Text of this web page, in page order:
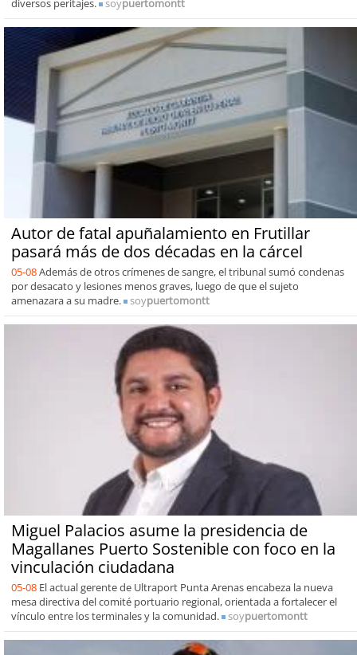
diversos peritajes. soypuertomontt
Autor de fatal apuñalamiento en Frutillar
pasará más de dos décadas en la cárcel
05-08Además de otros crímenes de sangre, el tribunal sumó condenas
por desacato y lesiones menos graves, luego de que el sujeto
amenazara a su madre.
soypuertomontt
Miguel Palacios asume la presidencia de
Magallanes Puerto Sostenible con foco en la
vinculación ciudadana
05-08 El actual gerente de Ultraport Punta Arenas encabeza la nueva
mesa directiva del comité portuario regional, orientada a fortalecer el
vínculo entre los terminales y la comunidad.
soypuertomontt